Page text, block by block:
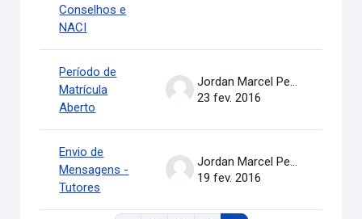
Conselhos e
NACI
Período de
Matrícula
Aberto
Jordan Marcel Pereira
23 fev. 2016
Envio de
Mensagens -
Tutores
Jordan Marcel Pereira
19 fev. 2016